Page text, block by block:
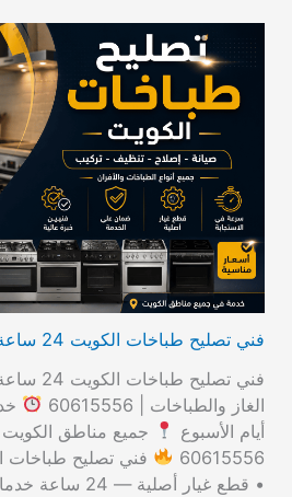
فني تصليح طباخات الكويت 24 ساعة | صيانة أفران الغاز
فني
الغاز والطباخات | 60615556
أيام الأسبوع
جميع مناطق الكويت
60615556
فني تصليح طباخات
• قطع غيار أصلية —